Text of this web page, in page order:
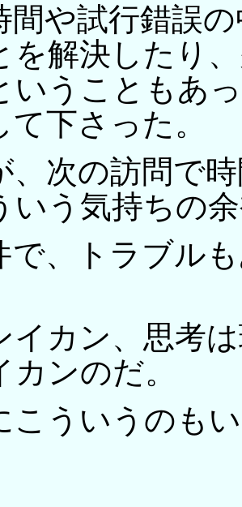
や試行錯誤
を解決したり
いうこともあ
て下さった。
次の訪問で
いう気持ちの
、トラブル
カン、思考
ンのだ。
ういうのも